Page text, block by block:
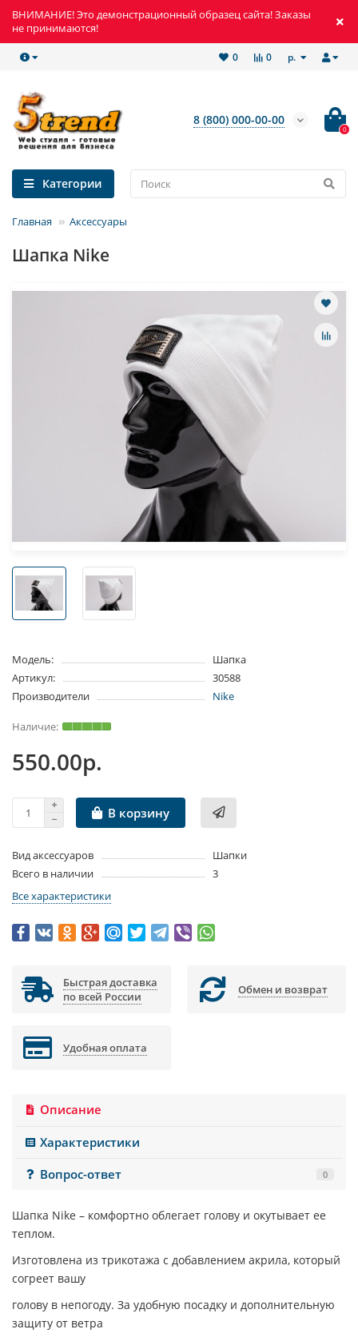
ВНИМАНИЕ! Это демонстрационный образец сайта! Заказы
не принимаются!
р.
0
0
8 (800) 000-00-00
0
Категории
Главная Аксессуары
Шапка Nike
Модель:
Шапка
Артикул:
30588
Производители
Nike
550.00р.
В корзину
Вид аксессуаров
Шапки
Всего в наличии
3
Все характеристики
Быстрая доставка
по всей России
Обмен и возврат
Удобная оплата
Описание
Характеристики
Вопрос-ответ
0
Шапка Nike – комфортно облегает голову и окутывает ее
теплом.
Изготовлена из трикотажа с добавлением акрила, который
согреет вашу
голову в непогоду. За удобную посадку и дополнительную
защиту от ветра